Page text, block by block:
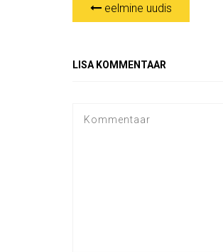
eelmine uudis
LISA KOMMENTAAR